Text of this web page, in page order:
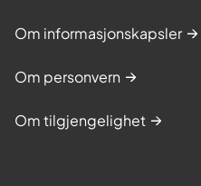
Om informasjonskapsler
Om personvern
Om tilgjengelighet